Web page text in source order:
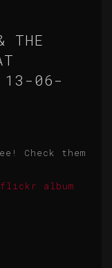
THE
13-06-
Check them
flickr album